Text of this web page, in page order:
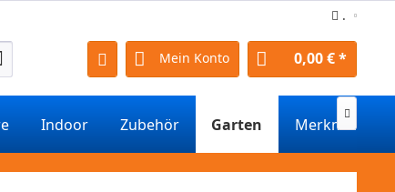
.
Mein Konto 0,00 € *
Indoor Zubehör Garten Merkmale
